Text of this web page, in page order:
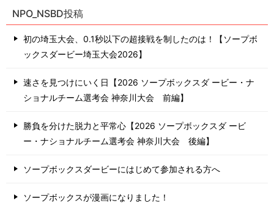
NPO_NSBD投稿
初の埼玉大会、0.1秒以下の超接戦を制したのは！【ソープボ
ックスダービー埼玉大会2026】
速さを見つけにいく日【2026 ソープボックスダ ービー・ナ
ショナルチーム選考会 神奈川⼤会 前編】
勝負を分けた脱力と平常心【2026 ソープボックスダ ービ
ー・ナショナルチーム選考会 神奈川⼤会 後編】
ソープボックスダービーにはじめて参加される方へ
ソープボックスが漫画になりました！